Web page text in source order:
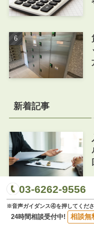
新着記事
03-6262-9556
※音声ガイダンス④を押してくださ
24時間相談受付中! 相談無